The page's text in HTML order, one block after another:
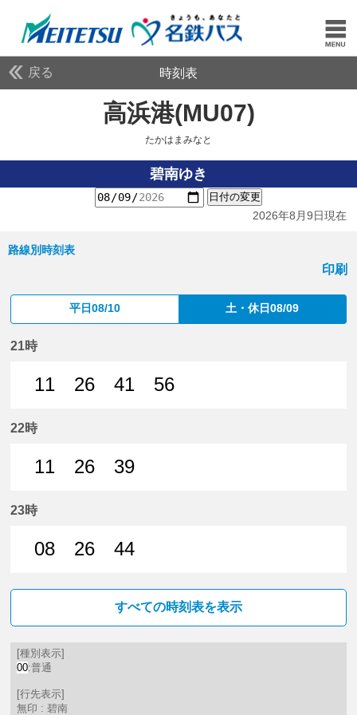
戻る 時刻表
高浜港(MU07)
たかはまみなと
碧南ゆき
日付の変更
2026年8月9日現在
路線別時刻表
印刷
平日08/10 土・休日08/09
21時
11
26
41
56
22時
11
26
39
23時
08
26
44
すべての時刻表を表示
[種別表示]
00:普通
[行先表示]
無印 : 碧南